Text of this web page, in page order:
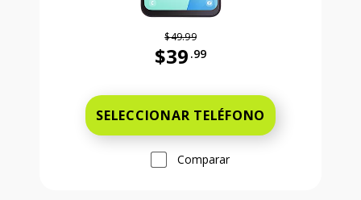
$49.99
$39 .99
SELECCIONAR TELÉFONO
Comparar